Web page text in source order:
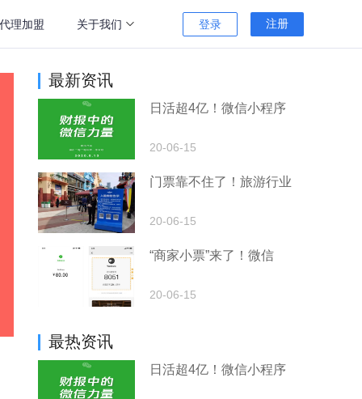
高端定制服务
独立服务器
可将项目单独部署在自己的服务器上
可交付项目的所有源代码，允许二次开发
代理加盟 关于我们
关于我们
加入我们
媒体报道
帮助中心
登录 注册
最新资讯
日活超4亿！微信小程序
20-06-15
门票靠不住了！旅游行业
20-06-15
“商家小票”来了！微信
20-06-15
最热资讯
日活超4亿！微信小程序